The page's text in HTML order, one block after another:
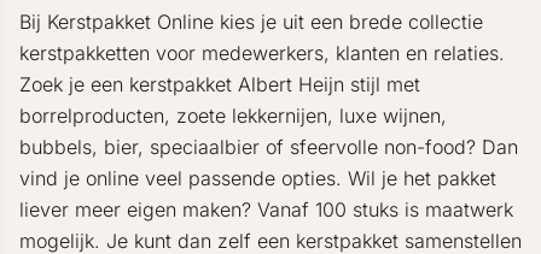
Bij Kerstpakket Online kies je uit een brede collectie
kerstpakketten voor medewerkers, klanten en relaties.
Zoek je een kerstpakket Albert Heijn stijl met
borrelproducten, zoete lekkernijen, luxe wijnen,
bubbels, bier, speciaalbier of sfeervolle non-food? Dan
vind je online veel passende opties. Wil je het pakket
liever meer eigen maken? Vanaf 100 stuks is maatwerk
mogelijk. Je kunt dan zelf een kerstpakket samenstellen